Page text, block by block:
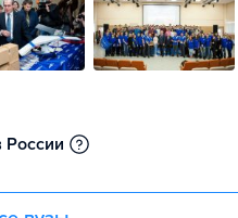
России